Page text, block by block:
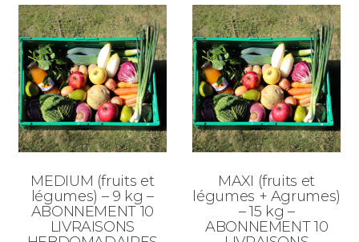
MEDIUM (fruits et
légumes) – 9 kg –
ABONNEMENT 10
LIVRAISONS
MAXI (fruits et
légumes + Agrumes)
– 15 kg –
ABONNEMENT 10